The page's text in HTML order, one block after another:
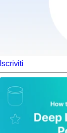
Iscriviti